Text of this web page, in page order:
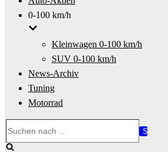
0-100 km/h
Kleinwagen 0-100 km/h
SUV 0-100 km/h
News-Archiv
Tuning
Motorrad
nach …